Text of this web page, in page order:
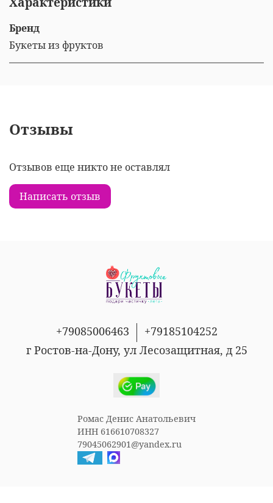
Бренд
Букеты из фруктов
Отзывы
Отзывов еще никто не оставлял
Написать отзыв
+79085006463
+79185104252
г Ростов-на-Дону, ул Лесозащитная, д 25
Ромас Денис Анатольевич
ИНН 616610708327
79045062901@yandex.ru